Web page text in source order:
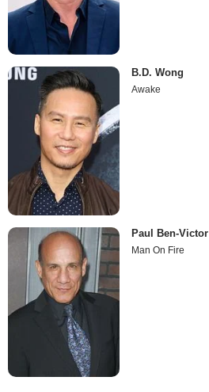
B.D. Wong
Awake
Paul Ben-Victor
Man On Fire